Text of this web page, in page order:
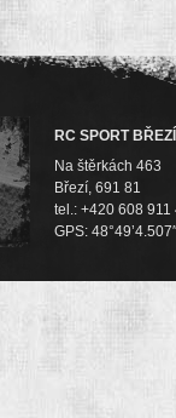
RC SPORT BŘEZÍ
Na štěrkách 463
Březí, 691 81
tel.: +420 608 911
GPS: